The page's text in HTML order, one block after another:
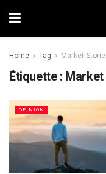
Home Tag Market
Étiquette :
OPINION